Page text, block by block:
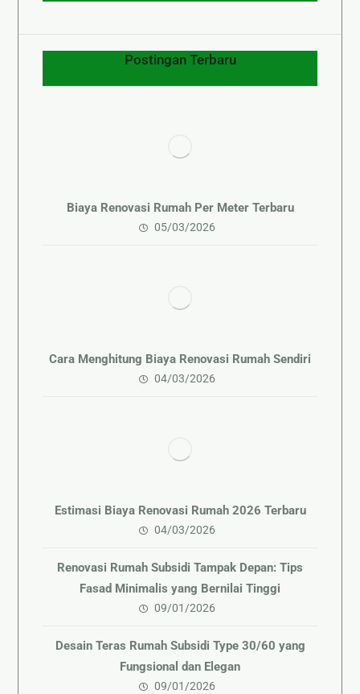
Postingan Terbaru
Biaya Renovasi Rumah Per Meter Terbaru
05/03/2026
Cara Menghitung Biaya Renovasi Rumah Sendiri
04/03/2026
Estimasi Biaya Renovasi Rumah 2026 Terbaru
04/03/2026
Renovasi Rumah Subsidi Tampak Depan: Tips
Fasad Minimalis yang Bernilai Tinggi
09/01/2026
Desain Teras Rumah Subsidi Type 30/60 yang
Fungsional dan Elegan
09/01/2026